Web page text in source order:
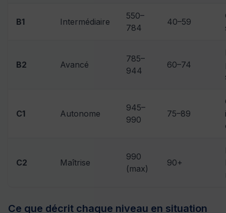
B1 Intermédiaire
550–
784
40–59
B2 Avancé
785–
944
60–74
C1 Autonome
945–
990
75–89
C2 Maîtrise
990
(max)
90+
Ce que décrit chaque niveau en situation